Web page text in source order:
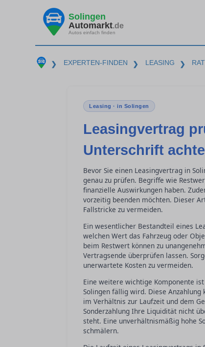
Solingen
Automarkt.de
Autos einfach finden
❯ EXPERTEN-FINDEN ❯ LEASING ❯
Leasing · in Solingen
Leasingvertrag
Unterschrift
Bevor Sie einen Leasingvertrag in
genau zu prüfen. Begriffe wie
finanzielle Auswirkungen haben.
vorzeitig beenden möchten. Dieser
Fallstricke zu vermeiden.
Ein wesentlicher Bestandteil eines
welchen Wert das Fahrzeug oder
beim Restwert können zu
Vertragsende überprüfen lassen.
unerwartete Kosten zu vermeiden.
Eine weitere wichtige Komponente
Solingen fällig wird. Diese
im Verhältnis zur Laufzeit und dem
Sonderzahlung Ihre Liquidität nicht
steht. Eine unverhältnismäßig hohe
schmälern.